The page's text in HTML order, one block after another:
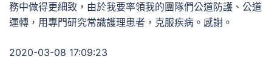
務中做得更細致，由於我要率領我的團隊們公道防護、公道
運轉，用專門研究常識護理患者，克服疾病。感謝。
2020-03-08 17:09:23